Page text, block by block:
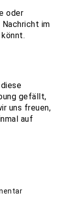
oder
Nachricht im
gefällt,
uns freuen,
auf